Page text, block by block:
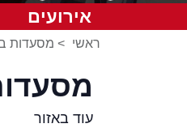
אירועים
ראשי > מסעדות
עוד באזור